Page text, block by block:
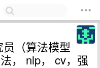
员（算法模型
， nlp， cv，强